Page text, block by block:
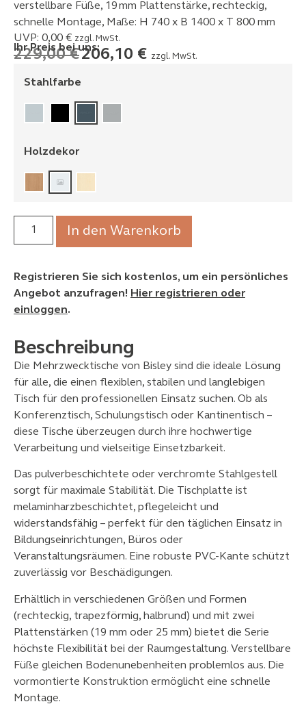
verstellbare Füße, 19 mm Plattenstärke, rechteckig,
schnelle Montage, Maße: H 740 x B 1400 x T 800 mm
UVP: 0,00 € zzgl. MwSt.
Ihr Preis bei uns:
229,00€206,10 € zzgl. MwSt.
Stahlfarbe
Holzdekor
In den Warenkorb
Registrieren Sie sich kostenlos, um ein persönliches
Angebot anzufragen! Hier registrieren oder
einloggen.
Beschreibung
Die Mehrzwecktische von Bisley sind die ideale Lösung
für alle, die einen flexiblen, stabilen und langlebigen
Tisch für den professionellen Einsatz suchen. Ob als
Konferenztisch, Schulungstisch oder Kantinentisch –
diese Tische überzeugen durch ihre hochwertige
Verarbeitung und vielseitige Einsetzbarkeit.
Das pulverbeschichtete oder verchromte Stahlgestell
sorgt für maximale Stabilität. Die Tischplatte ist
melaminharzbeschichtet, pflegeleicht und
widerstandsfähig – perfekt für den täglichen Einsatz in
Bildungseinrichtungen, Büros oder
Veranstaltungsräumen. Eine robuste PVC-Kante schützt
zuverlässig vor Beschädigungen.
Erhältlich in verschiedenen Größen und Formen
(rechteckig, trapezförmig, halbrund) und mit zwei
Plattenstärken (19 mm oder 25 mm) bietet die Serie
höchste Flexibilität bei der Raumgestaltung. Verstellbare
Füße gleichen Bodenunebenheiten problemlos aus. Die
vormontierte Konstruktion ermöglicht eine schnelle
Montage.